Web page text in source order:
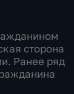
сторона
Ранее ряд